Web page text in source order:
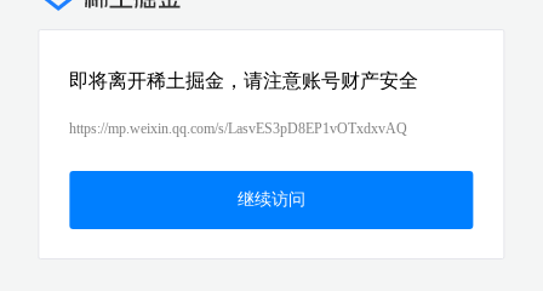
即将离开稀土掘金，请注意账号财产安全
https://mp.weixin.qq.com/s/LasvES3pD8EP1vOTxdxvAQ
继续访问